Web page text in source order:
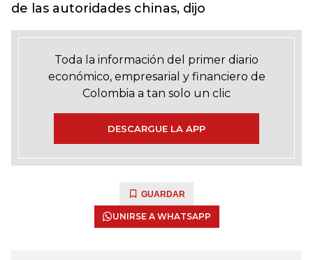
de las autoridades chinas, dijo
Toda la información del primer diario
económico, empresarial y financiero de
Colombia a tan solo un clic
DESCARGUE LA APP
GUARDAR
UNIRSE A WHATSAPP